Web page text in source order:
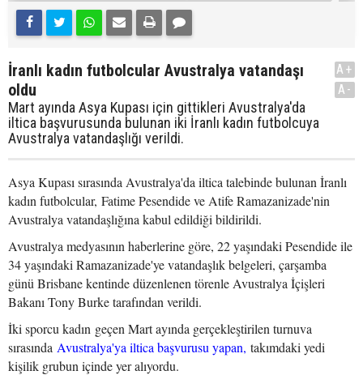
İranlı kadın futbolcular Avustralya vatandaşı
oldu
Mart ayında Asya Kupası için gittikleri Avustralya'da
iltica başvurusunda bulunan iki İranlı kadın futbolcuya
Avustralya vatandaşlığı verildi.
A+
A-
Asya Kupası sırasında Avustralya'da iltica talebinde bulunan İranlı
kadın futbolcular, Fatime Pesendide ve Atife Ramazanizade'nin
Avustralya vatandaşlığına kabul edildiği bildirildi.
Avustralya medyasının haberlerine göre, 22 yaşındaki Pesendide ile
34 yaşındaki Ramazanizade'ye vatandaşlık belgeleri, çarşamba
günü Brisbane kentinde düzenlenen törenle Avustralya İçişleri
Bakanı Tony Burke tarafından verildi.
İki sporcu kadın geçen Mart ayında gerçekleştirilen turnuva
sırasında Avustralya'ya iltica başvurusu yapan, takımdaki yedi
kişilik grubun içinde yer alıyordu.